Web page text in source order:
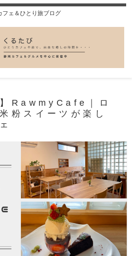
フェ＆ひとり旅ブログ
】RawmyCafe｜ロ
粉スイーツが楽し